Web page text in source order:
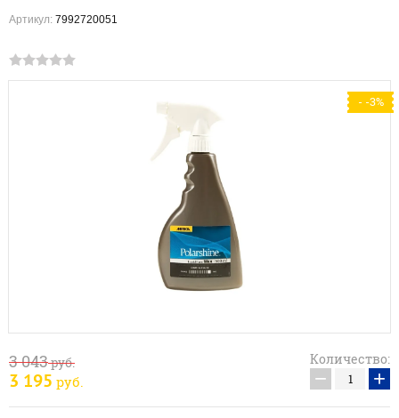
Артикул: 7992720051
- -3%
3 043руб.
3 195 руб.
Количество:
− +